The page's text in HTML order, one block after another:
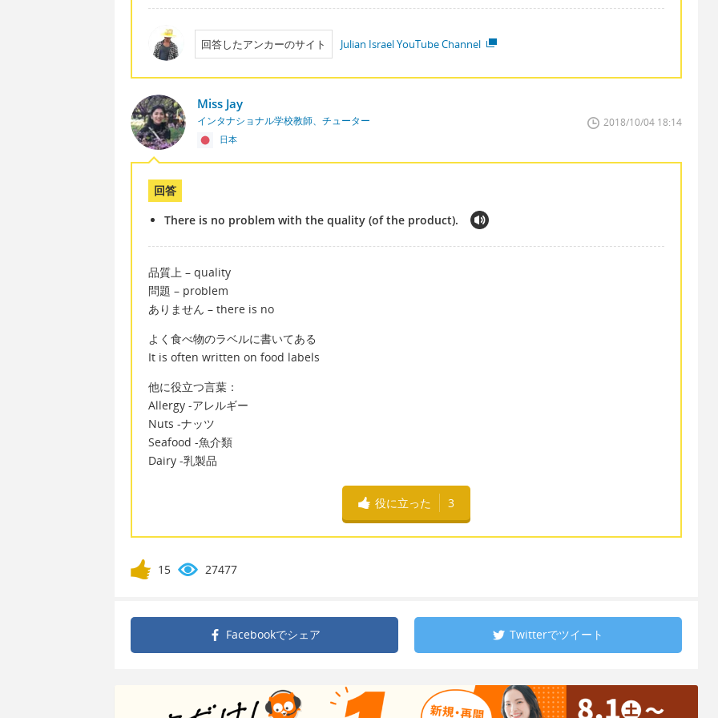
回答したアンカーのサイト Julian Israel YouTube Channel
Miss Jay
インタナショナル学校教師、チューター
日本
2018/10/04 18:14
回答
There is no problem with the quality (of the product).
品質上 – quality
問題 – problem
ありません – there is no
よく食べ物のラベルに書いてある
It is often written on food labels
他に役立つ言葉：
Allergy -アレルギー
Nuts -ナッツ
Seafood -魚介類
Dairy -乳製品
役に立った 3
15 27477
Facebookでシェア Twitterでツイート